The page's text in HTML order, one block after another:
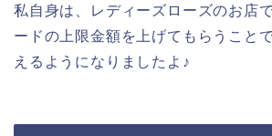
私自身は、レディーズローズのお店
ードの上限金額を上げてもらうこと
えるようになりましたよ♪